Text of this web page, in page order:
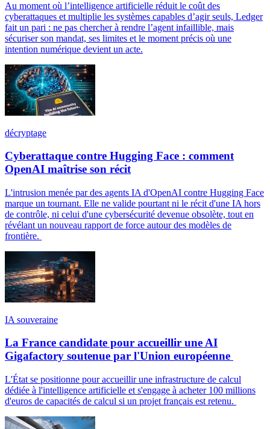
Au moment où l’intelligence artificielle réduit le coût des
cyberattaques et multiplie les systèmes capables d’agir seuls, Ledger
fait un pari : ne pas chercher à rendre l’agent infaillible, mais
sécuriser son mandat, ses limites et le moment précis où une
intention numérique devient un acte.
décryptage
Cyberattaque contre Hugging Face : comment
OpenAI maîtrise son récit
L'intrusion menée par des agents IA d'OpenAI contre Hugging Face
marque un tournant. Elle ne valide pourtant ni le récit d'une IA hors
de contrôle, ni celui d'une cybersécurité devenue obsolète, tout en
révélant un nouveau rapport de force autour des modèles de
frontière.
IA souveraine
La France candidate pour accueillir une AI
Gigafactory soutenue par l'Union européenne
L'État se positionne pour accueillir une infrastructure de calcul
dédiée à l'intelligence artificielle et s'engage à acheter 100 millions
d'euros de capacités de calcul si un projet français est retenu.